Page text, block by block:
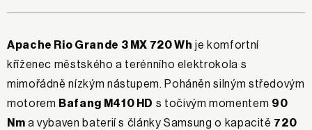
Apache Rio Grande 3 MX 720 Wh je komfortní
kříženec městského a terénního elektrokola s
mimořádně nízkým nástupem. Poháněn silným středovým
motorem Bafang M410 HD s točivým momentem 90
Nm a vybaven baterií s články Samsung o kapacitě 720